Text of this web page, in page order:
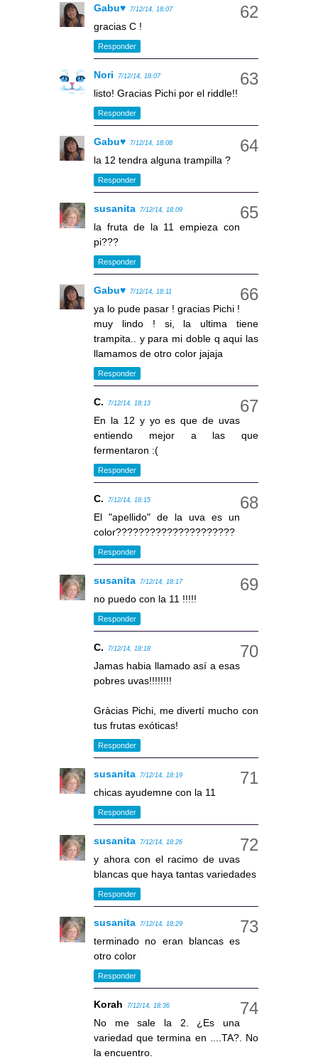
Gabu♥ 7/12/14, 18:07
gracias C !
Responder
Nori 7/12/14, 18:07
listo! Gracias Pichi por el riddle!!
Responder
Gabu♥ 7/12/14, 18:08
la 12 tendra alguna trampilla ?
Responder
susanita 7/12/14, 18:09
la fruta de la 11 empieza con
pi???
Responder
Gabu♥ 7/12/14, 18:11
ya lo pude pasar ! gracias Pichi !
muy lindo ! si, la ultima tiene
trampita.. y para mi doble q aqui las
llamamos de otro color jajaja
Responder
C. 7/12/14, 18:13
En la 12 y yo es que de uvas
entiendo mejor a las que
fermentaron :(
Responder
C. 7/12/14, 18:15
El "apellido" de la uva es un
color?????????????????????
Responder
susanita 7/12/14, 18:17
no puedo con la 11 !!!!!
Responder
C. 7/12/14, 18:18
Jamas habia llamado así a esas
pobres uvas!!!!!!!!
Gràcias Pichi, me divertí mucho con
tus frutas exóticas!
Responder
susanita 7/12/14, 18:19
chicas ayudemne con la 11
Responder
susanita 7/12/14, 18:26
y ahora con el racimo de uvas
blancas que haya tantas variedades
Responder
susanita 7/12/14, 18:29
terminado no eran blancas es
otro color
Responder
Korah 7/12/14, 18:36
No me sale la 2. ¿Es una
variedad que termina en ....TA?. No
la encuentro.